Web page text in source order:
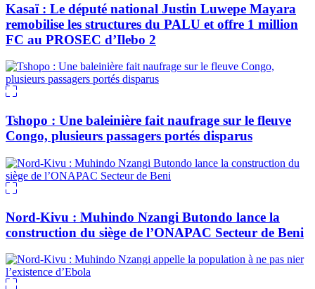
Kasaï : Le député national Justin Luwepe Mayara
remobilise les structures du PALU et offre 1 million
FC au PROSEC d’Ilebo 2
Tshopo : Une baleinière fait naufrage sur le fleuve
Congo, plusieurs passagers portés disparus
Nord-Kivu : Muhindo Nzangi Butondo lance la
construction du siège de l’ONAPAC Secteur de Beni